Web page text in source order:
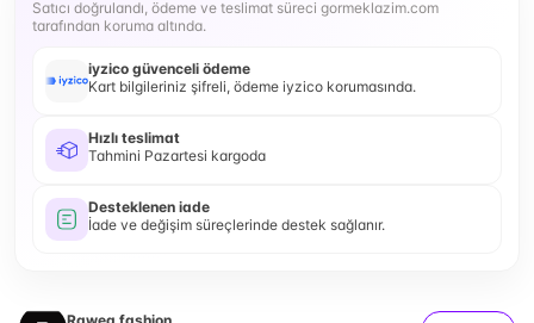
Satıcı doğrulandı, ödeme ve teslimat süreci gormeklazim.com
tarafından koruma altında.
iyzico güvenceli ödeme
Kart bilgileriniz şifreli, ödeme iyzico korumasında.
Hızlı teslimat
Tahmini Pazartesi kargoda
Desteklenen iade
İade ve değişim süreçlerinde destek sağlanır.